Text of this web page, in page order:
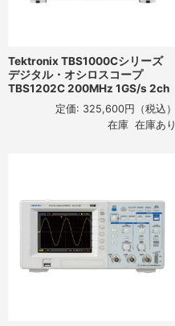
Tektronix TBS1000Cシリーズ
デジタル・オシロスコープ
TBS1202C 200MHz 1GS/s 2ch
定価: 325,600円 （税込）
在庫 在庫あり